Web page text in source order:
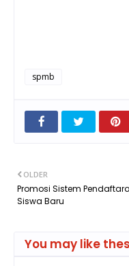
spmb
OLDER
Promosi Sistem
Siswa Baru
You may like